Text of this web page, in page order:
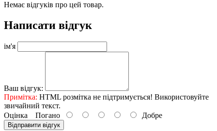
Немає відгуків про цей товар.
Написати відгук
ім'я
Ваш відгук:
Примітка: HTML розмітка не підтримується! Використовуйте
звичайний текст.
Оцінка Погано Добре
Відправити відгук